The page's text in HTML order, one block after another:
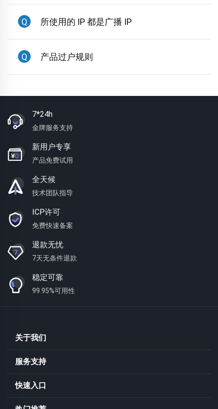
Q 所使用的 IP 都是广播 IP
Q 产品过户规则
7*24h
金牌服务支持
新用户专享
产品免费试用
全天候
技术团队指导
ICP许可
免费快速备案
退款无忧
7天无条件退款
稳定可靠
99.95%可用性
关于我们
服务支持
快速入口